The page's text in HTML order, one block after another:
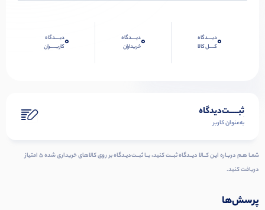
0دیــــدگاه
کــــل کالا
0دیــــدگاه
خریداران
0دیــــدگاه
کاربـــــران
ثبـــــت‌دیدگاه
به‌عنوان کاربر
شمـا هـم دربـاره ایـن کــالا دیــدگاه ثبــت کنید، بــا ثبــت‌دیـدگاه بر روی کالاهای خریداری شده ۵ امتیاز
دریافت کنید.
پرسش‌ها